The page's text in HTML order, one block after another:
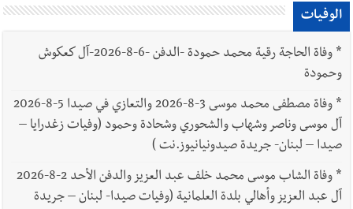
الوفيات
*
وفاة الحاجة رقية محمد حمودة -الدفن -6-8-2026-آل كعكوش
وحمودة
*
وفاة مصطفى محمد موسى 3-8-2026 والتعازي في صيدا 5-8-2026
آل موسى وناصر وشهاب والشحوري وشحادة وحمود (وفيات زغدرايا –
صيدا – لبنان- جريدة صيدونيانيوز.نت )
*
وفاة الشاب موسى محمد خلف عبد العزيز والدفن الأحد 2-8-2026
آل عبد العزيز وأهالي بلدة العلمانية (وفيات صيدا- لبنان – جريدة